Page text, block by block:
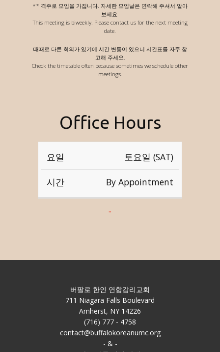
** 격주로 모임을 가집니다. 자세한 모임날은 연락해 주셔서 알아
보세요.
This meeting is biweekly. Please contact us for the next meeting
date.
때때로 다른 회의가 있기에 시간 변동이 있으니 시간표를 자주 참
고해 주세요.
Check the timetable often because sometimes we schedule other
meetings.
Office Hours
요
일
간
토요일 (SAT)
By Appointment
..
버팔로 한인 연합감리교회
711 Niagara Falls Boulevard
Amherst, NY 14226
(716) 777 - 4758
contact@buffalokoreanumc.org
- & -